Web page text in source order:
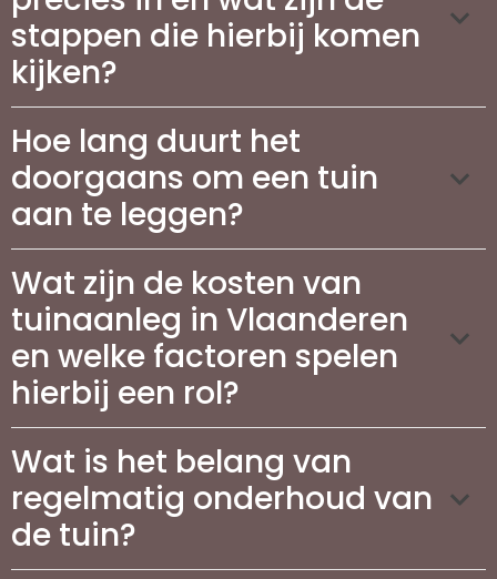
stappen die hierbij komen
kijken?
Hoe lang duurt het
doorgaans om een tuin
aan te leggen?
Wat zijn de kosten van
tuinaanleg in Vlaanderen
en welke factoren spelen
hierbij een rol?
Wat is het belang van
regelmatig onderhoud van
de tuin?